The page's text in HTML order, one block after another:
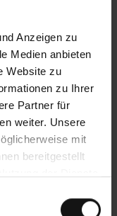
Anzeigen zu
Medien anbieten
Website zu
zu Ihrer
Partner für
weiter. Unsere
mit
bereitgestellt
+